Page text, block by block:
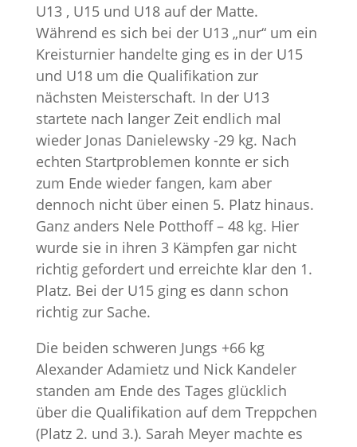
U13 , U15 und U18 auf der Matte.
Während es sich bei der U13 „nur“ um ein
Kreisturnier handelte ging es in der U15
und U18 um die Qualifikation zur
nächsten Meisterschaft. In der U13
startete nach langer Zeit endlich mal
wieder Jonas Danielewsky -29 kg. Nach
echten Startproblemen konnte er sich
zum Ende wieder fangen, kam aber
dennoch nicht über einen 5. Platz hinaus.
Ganz anders Nele Potthoff – 48 kg. Hier
wurde sie in ihren 3 Kämpfen gar nicht
richtig gefordert und erreichte klar den 1.
Platz. Bei der U15 ging es dann schon
richtig zur Sache.
Die beiden schweren Jungs +66 kg
Alexander Adamietz und Nick Kandeler
standen am Ende des Tages glücklich
über die Qualifikation auf dem Treppchen
(Platz 2. und 3.). Sarah Meyer machte es